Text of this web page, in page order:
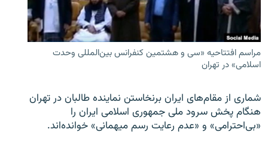
مراسم افتتاحیه «سی و هشتمین کنفرانس بین‌المللی وحدت
اسلامی» در تهران
شماری از مقام‌های ایران برنخاستن نماینده طالبان در تهران
هنگام پخش سرود ملی جمهوری اسلامی ایران را
«بی‌احترامی» و «عدم رعایت رسم میهمانی» خوانده‌اند.